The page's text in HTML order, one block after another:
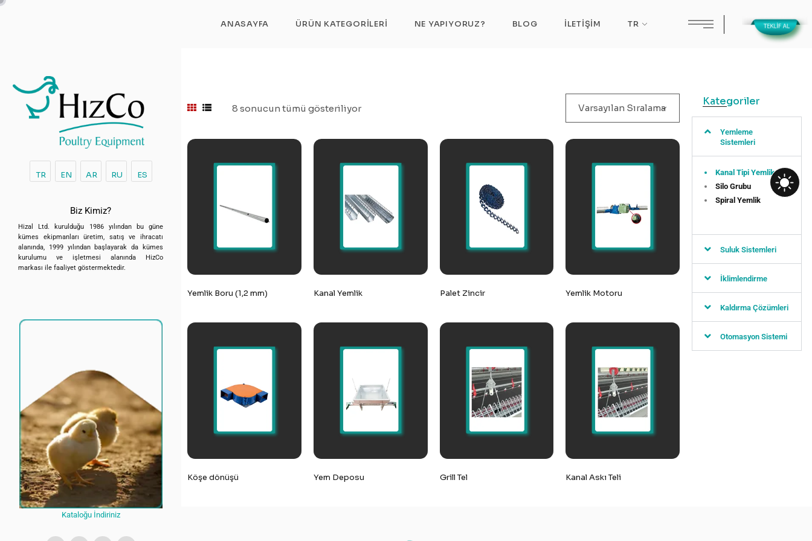
ANASAYFA ÜRÜN KATEGORILERI NE YAPIYORUZ? BLOG İLETIŞIM TR
TR EN AR RU ES
Biz Kimiz?
Hizal Ltd. kurulduğu 1986 yılından bu güne
kümes ekipmanları üretim, satış ve ihracatı
alanında, 1999 yılından başlayarak da kümes
kurulumu ve işletmesi alanında HizCo
markası ile faaliyet göstermektedir.
Kataloğu İndiriniz
8 sonucun tümü gösteriliyor Varsayılan Sıralama
Yemlik Boru (1,2 mm) Kanal Yemlik Palet Zincir Yemlik Motoru
Köşe dönüşü Yem Deposu Grill Tel Kanal Askı Teli
Kategoriler
Yemleme
Sistemleri
Kanal Tipi Yemlik
Silo Grubu
Spiral Yemlik
Suluk Sistemleri
İklimlendirme
Kaldırma Çözümleri
Otomasyon Sistemi